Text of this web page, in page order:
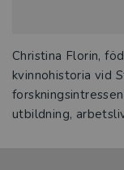
Christina Florin,
kvinnohistoria vid
utbildning,